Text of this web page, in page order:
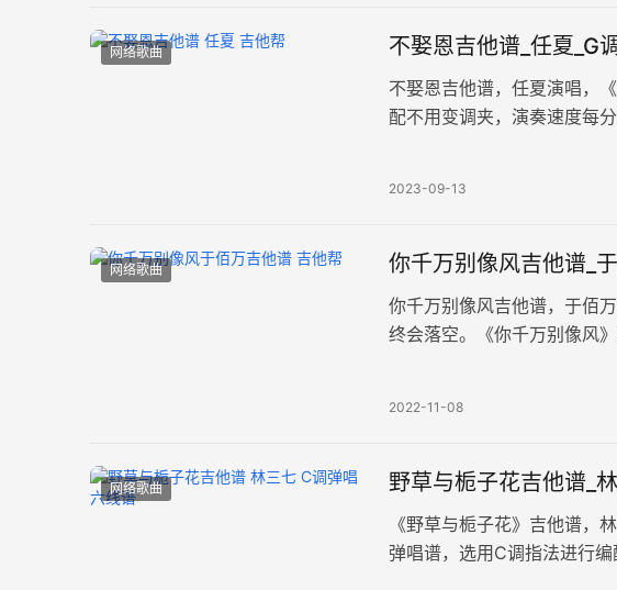
网络歌曲 不娶恩吉他谱_任夏_G
不娶恩吉他谱，任夏演唱，
配不用变调夹，演奏速度每
2023-09-13
网络歌曲 你千万别像风吉他谱_
你千万别像风吉他谱，于佰
终会落空。《你千万别像风
2022-11-08
网络歌曲 野草与栀子花吉他谱_
《野草与栀子花》吉他谱，
弹唱谱，选用C调指法进行